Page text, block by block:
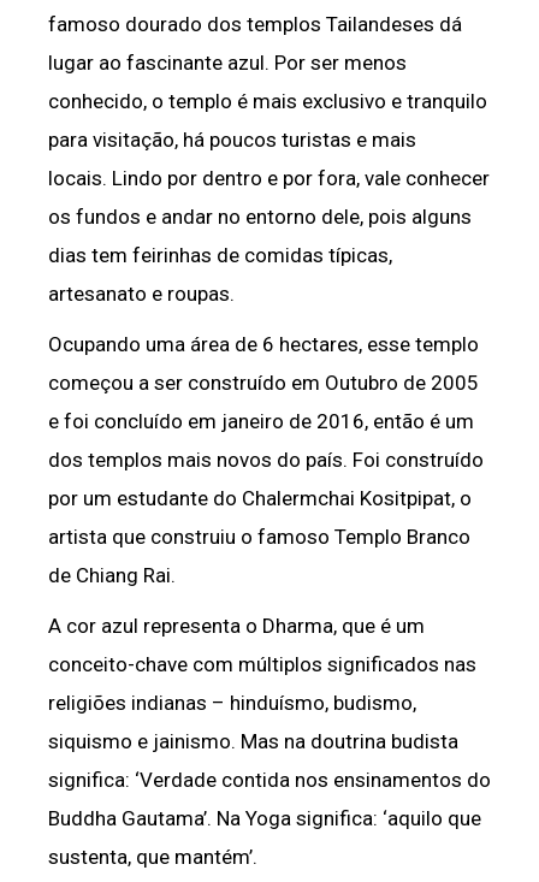
famoso dourado dos templos Tailandeses dá
lugar ao fascinante azul. Por ser menos
conhecido, o templo é mais exclusivo e tranquilo
para visitação, há poucos turistas e mais
locais. Lindo por dentro e por fora, vale conhecer
os fundos e andar no entorno dele, pois alguns
dias tem feirinhas de comidas típicas,
artesanato e roupas.
Ocupando uma área de 6 hectares, esse templo
começou a ser construído em Outubro de 2005
e foi concluído em janeiro de 2016, então é um
dos templos mais novos do país. Foi construído
por um estudante do Chalermchai Kositpipat, o
artista que construiu o famoso Templo Branco
de Chiang Rai.
A cor azul representa o Dharma, que é um
conceito-chave com múltiplos significados nas
religiões indianas – hinduísmo, budismo,
siquismo e jainismo. Mas na doutrina budista
significa: ‘Verdade contida nos ensinamentos do
Buddha Gautama’. Na Yoga significa: ‘aquilo que
sustenta, que mantém’.